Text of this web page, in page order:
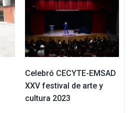
Celebró CECYTE-EMSAD
XXV festival de arte y
cultura 2023